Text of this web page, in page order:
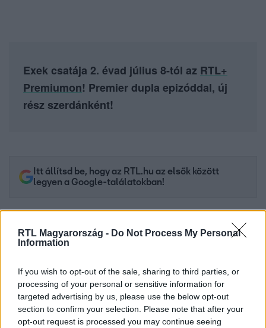
RTL Magyarország - Do Not Process My Personal
Information
If you wish to opt-out of the sale, sharing to third parties, or
processing of your personal or sensitive information for
targeted advertising by us, please use the below opt-out
section to confirm your selection. Please note that after your
opt-out request is processed you may continue seeing
Exek csatája 2. évad július 8-tól az RTL+
Premiumon! Premier dupla epizóddal, új
rész szerdánként!
Itt állítsd be, hogy az RTL.hu az elsők között
legyen a Google-találatokban!